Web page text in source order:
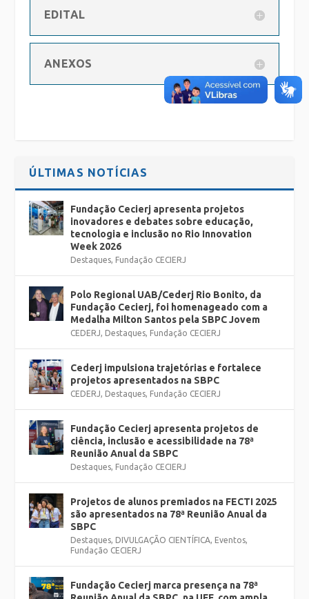
EDITAL
ANEXOS
ÚLTIMAS NOTÍCIAS
Fundação Cecierj apresenta projetos
inovadores e debates sobre educação,
tecnologia e inclusão no Rio Innovation
Week 2026
Destaques, Fundação CECIERJ
Polo Regional UAB/Cederj Rio Bonito, da
Fundação Cecierj, foi homenageado com a
Medalha Milton Santos pela SBPC Jovem
CEDERJ, Destaques, Fundação CECIERJ
Cederj impulsiona trajetórias e fortalece
projetos apresentados na SBPC
CEDERJ, Destaques, Fundação CECIERJ
Fundação Cecierj apresenta projetos de
ciência, inclusão e acessibilidade na 78ª
Reunião Anual da SBPC
Destaques, Fundação CECIERJ
Projetos de alunos premiados na FECTI 2025
são apresentados na 78ª Reunião Anual da
SBPC
Destaques, DIVULGAÇÃO CIENTÍFICA, Eventos,
Fundação CECIERJ
Fundação Cecierj marca presença na 78ª